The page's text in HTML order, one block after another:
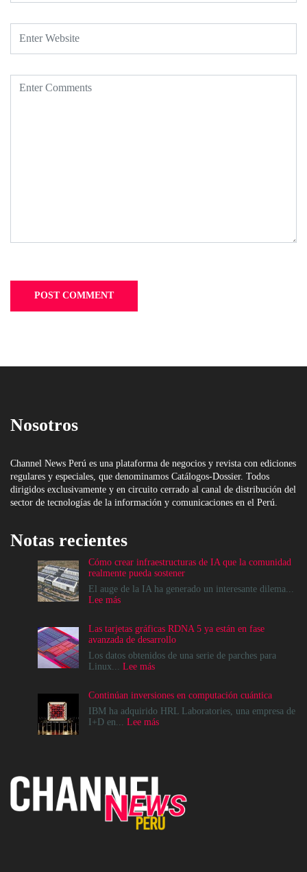
Nosotros
Channel News Perú es una plataforma de negocios y revista con ediciones
regulares y especiales, que denominamos Catálogos-Dossier. Todos
dirigidos exclusivamente y en circuito cerrado al canal de distribución del
sector de tecnologías de la información y comunicaciones en el Perú.
Notas recientes
Cómo crear infraestructuras de IA que la comunidad
realmente pueda sostener
El auge de la IA ha generado un interesante dilema...
Lee más:
infraestructuras
de
IA
que
realmente
pueda
sostener
Las tarjetas gráficas RDNA 5 ya están en fase
avanzada de desarrollo
Los datos obtenidos de una serie de parches para
Linux... Lee más:
gráficas
RDNA
5
avanzada
desarrollo
Continúan inversiones en computación cuántica
IBM ha adquirido HRL Laboratories, una empresa de
I+D en... Lee más: